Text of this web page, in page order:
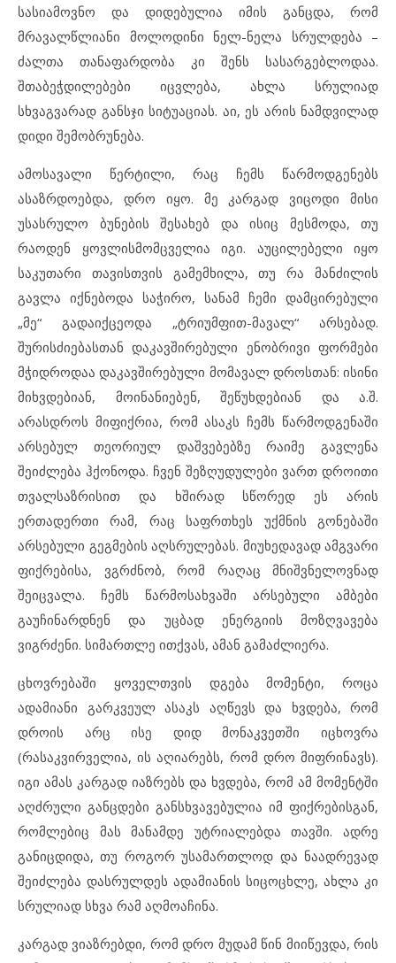
სასიამოვნო და დიდებულია იმის განცდა, რომ
მრავალწლიანი მოლოდინი ნელ-ნელა სრულდება –
ძალთა თანაფარდობა კი შენს სასარგებლოდაა.
შთაბეჭდილებები იცვლება, ახლა სრულიად
სხვაგვარად განსჯი სიტუაციას. აი, ეს არის ნამდვილად
დიდი შემობრუნება.
ამოსავალი წერტილი, რაც ჩემს წარმოდგენებს
ასაზრდოებდა, დრო იყო. მე კარგად ვიცოდი მისი
უსასრულო ბუნების შესახებ და ისიც მესმოდა, თუ
რაოდენ ყოვლისმომცველია იგი. აუცილებელი იყო
საკუთარი თავისთვის გამემხილა, თუ რა მანძილის
გავლა იქნებოდა საჭირო, სანამ ჩემი დამცირებული
„მე“ გადაიქცეოდა „ტრიუმფით-მავალ“ არსებად.
შურისძიებასთან დაკავშირებული ენობრივი ფორმები
მჭიდროდაა დაკავშირებული მომავალ დროსთან: ისინი
მიხვდებიან, მოინანიებენ, შეწუხდებიან და ა.შ.
არასდროს მიფიქრია, რომ ასაკს ჩემს წარმოდგენაში
არსებულ თეორიულ დაშვებებზე რაიმე გავლენა
შეიძლება ჰქონოდა. ჩვენ შეზღუდულები ვართ დროითი
თვალსაზრისით და ხშირად სწორედ ეს არის
ერთადერთი რამ, რაც საფრთხეს უქმნის გონებაში
არსებული გეგმების აღსრულებას. მიუხედავად ამგვარი
ფიქრებისა, ვგრძნობ, რომ რაღაც მნიშვნელოვნად
შეიცვალა. ჩემს წარმოსახვაში არსებული ამბები
გაუჩინარდნენ და უცბად ენერგიის მოზღვავება
ვიგრძენი. სიმართლე ითქვას, ამან გამაძლიერა.
ცხოვრებაში ყოველთვის დგება მომენტი, როცა
ადამიანი გარკვეულ ასაკს აღწევს და ხვდება, რომ
დროის არც ისე დიდ მონაკვეთში იცხოვრა
(რასაკვირველია, ის აღიარებს, რომ დრო მიფრინავს).
იგი ამას კარგად იაზრებს და ხვდება, რომ ამ მომენტში
აღძრული განცდები განსხვავებულია იმ ფიქრებისგან,
რომლებიც მას მანამდე უტრიალებდა თავში. ადრე
განიცდიდა, თუ როგორ უსამართლოდ და ნაადრევად
შეიძლება დასრულდეს ადამიანის სიცოცხლე, ახლა კი
სრულიად სხვა რამ აღმოაჩინა.
კარგად ვიაზრებდი, რომ დრო მუდამ წინ მიიწევდა, რის